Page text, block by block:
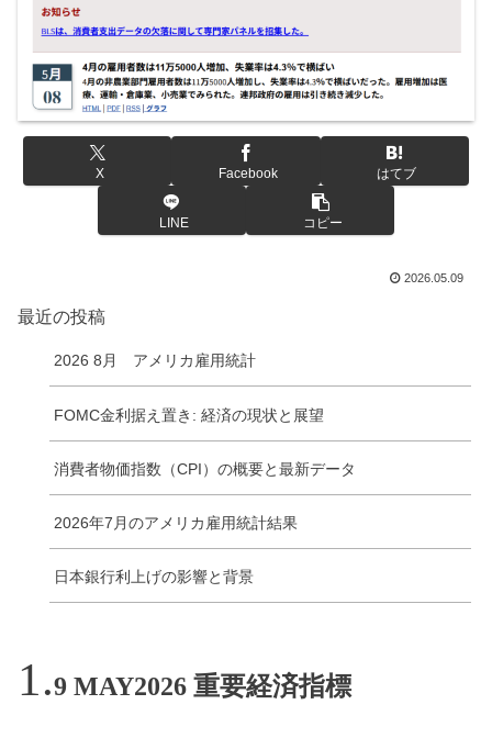
X Facebook はてブ
LINE コピー
2026.05.09
最近の投稿
2026 8月 アメリカ雇用統計
FOMC金利据え置き: 経済の現状と展望
消費者物価指数（CPI）の概要と最新データ
2026年7月のアメリカ雇用統計結果
日本銀行利上げの影響と背景
9 MAY2026 重要経済指標